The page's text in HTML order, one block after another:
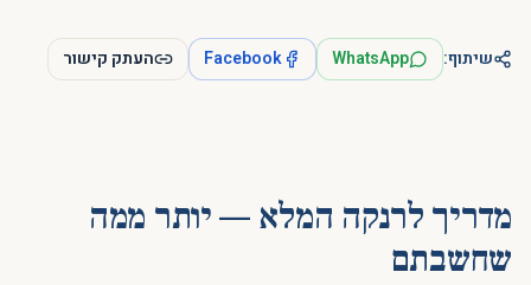
שיתוף: WhatsApp
Facebook העתק קישור
מדריך לרנקה המלא — יותר ממה
שחשבתם